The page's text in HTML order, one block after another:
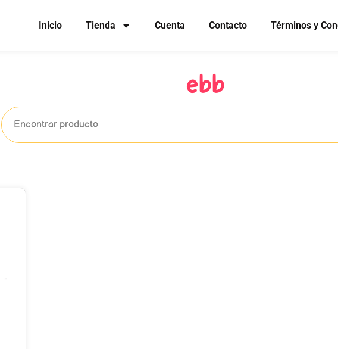
Inicio Tienda Cuenta Contacto Términos y
ebb